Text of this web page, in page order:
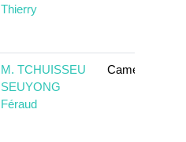
Thierry
M. TCHUISSEU
SEUYONG
Féraud
Cameroun